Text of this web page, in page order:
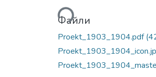
Файли
Proekt_1903_1904.pdf